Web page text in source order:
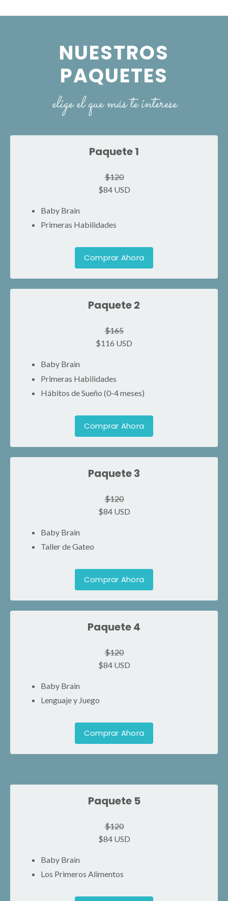
NUESTROS
PAQUETES
elige el que más te interese
Paquete 1
$120
$84 USD
Baby Brain
Primeras Habilidades
Comprar Ahora
Paquete 2
$165
$116 USD
Baby Brain
Primeras Habilidades
Hábitos de Sueño (0-4 meses)
Comprar Ahora
Paquete 3
$120
$84 USD
Baby Brain
Taller de Gateo
Comprar Ahora
Paquete 4
$120
$84 USD
Baby Brain
Lenguaje y Juego
Comprar Ahora
Paquete 5
$120
$84 USD
Baby Brain
Los Primeros Alimentos